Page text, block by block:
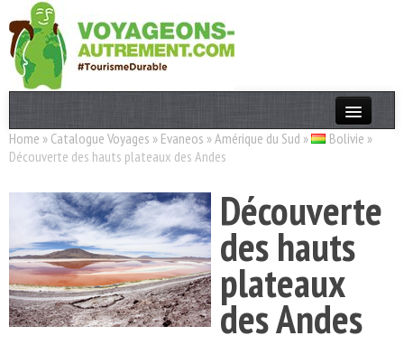
Actualités
Destinations
Acteurs
Thèmes
Home » Catalogue Voyages » Evaneos »Amérique du Sud » Bolivie »
Découverte des hauts plateaux des Andes
Découverte
des hauts
plateaux
des Andes